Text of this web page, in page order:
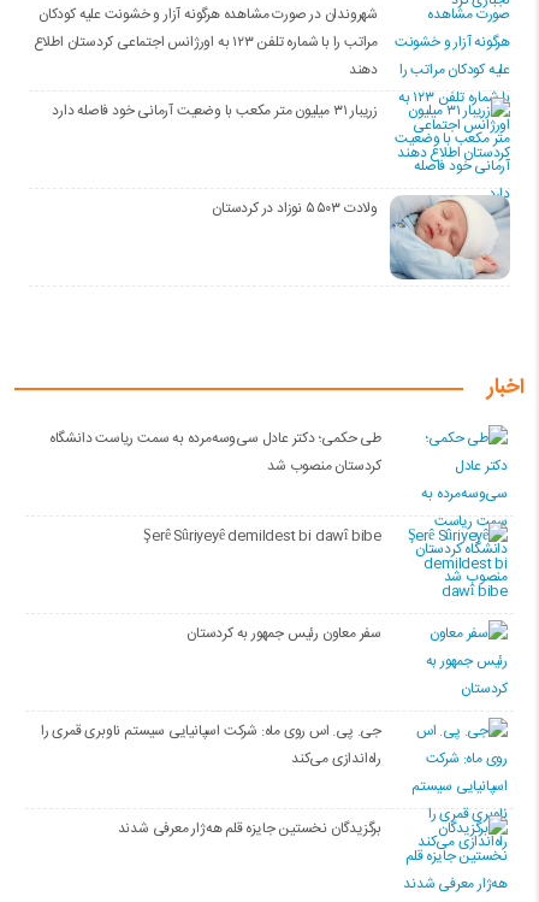
شهروندان در صورت مشاهده هرگونه آزار و خشونت علیه کودکان
مراتب را با شماره تلفن ۱۲۳ به اورژانس اجتماعی کردستان اطلاع
دهند
زریبار ۳۱ میلیون متر مکعب با وضعیت آرمانی خود فاصله دارد
ولادت ۵۵۰۳ نوزاد در کردستان
اخبار
طی حکمی؛ دکتر عادل سی‌وسه‌مرده به سمت ریاست دانشگاه
کردستان منصوب شد
Şerê Sûriyeyê demildest bi dawî bibe
سفر معاون رئیس جمهور به کردستان
جی. پی. اس روی ماه: شرکت اسپانیایی سیستم ناوبری قمری را
راه‌اندازی می‌کند
برگزیدگان نخستین جایزه قلم هه‌ژار معرفی شدند